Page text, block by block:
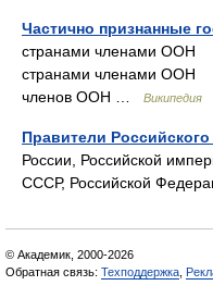
Частично признанные
странами членами ООН
странами членами ООН
членов ООН …
Википедия
Правители Российского
России, Российской
СССР, Российской
© Академик, 2000-2026
Обратная связь: Техподдержка